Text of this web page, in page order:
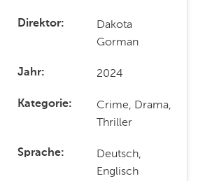
Direktor
Dakota
Gorman
Jahr 2024
Kategorie
Crime, Drama,
Thriller
Sprache
Deutsch,
Englisch